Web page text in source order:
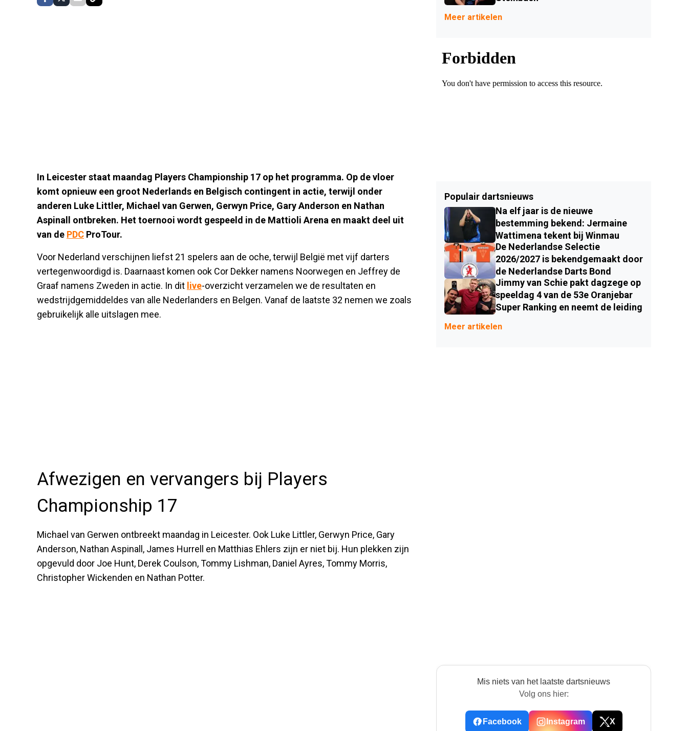
In Leicester staat maandag Players Championship 17 op het programma. Op de vloer
komt opnieuw een groot Nederlands en Belgisch contingent in actie, terwijl onder
anderen Luke Littler, Michael van Gerwen, Gerwyn Price, Gary Anderson en Nathan
Aspinall ontbreken. Het toernooi wordt gespeeld in de Mattioli Arena en maakt deel uit
van de PDC ProTour.
Voor Nederland verschijnen liefst 21 spelers aan de oche, terwijl België met vijf darters
vertegenwoordigd is. Daarnaast komen ook Cor Dekker namens Noorwegen en Jeffrey de
Graaf namens Zweden in actie. In dit live-overzicht verzamelen we de resultaten en
wedstrijdgemiddeldes van alle Nederlanders en Belgen. Vanaf de laatste 32 nemen we zoals
gebruikelijk alle uitslagen mee.
Afwezigen en vervangers bij Players
Championship 17
Michael van Gerwen ontbreekt maandag in Leicester. Ook Luke Littler, Gerwyn Price, Gary
Anderson, Nathan Aspinall, James Hurrell en Matthias Ehlers zijn er niet bij. Hun plekken zijn
opgevuld door Joe Hunt, Derek Coulson, Tommy Lishman, Daniel Ayres, Tommy Morris,
Christopher Wickenden en Nathan Potter.
Meer artikelen
Populair dartsnieuws
Na elf jaar is de nieuwe
bestemming bekend: Jermaine
Wattimena tekent bij Winmau
De Nederlandse Selectie
2026/2027 is bekendgemaakt door
de Nederlandse Darts Bond
Jimmy van Schie pakt dagzege op
speeldag 4 van de 53e Oranjebar
Super Ranking en neemt de leiding
Meer artikelen
Mis niets van het laatste dartsnieuws
Volg ons hier:
Facebook Instagram X